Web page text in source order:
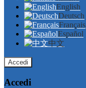
English
Deutsch
Français
Español
中文
Accedi
Accedi